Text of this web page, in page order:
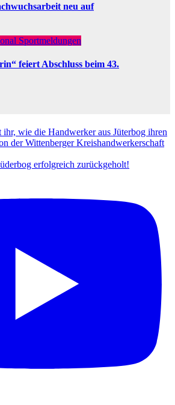
neu auf
Sportmeldungen
feiert Abschluss beim 43.
erfolgreich zurückgeholt!